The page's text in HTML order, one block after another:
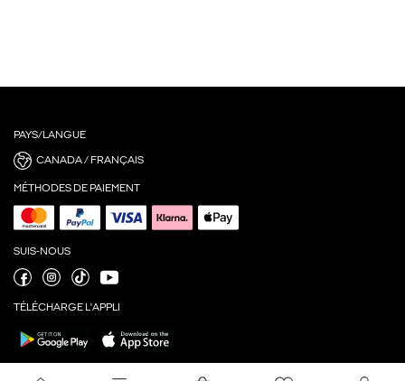
PAYS/LANGUE
CANADA / FRANÇAIS
MÉTHODES DE PAIEMENT
SUIS-NOUS
TÉLÉCHARGE L'APPLI